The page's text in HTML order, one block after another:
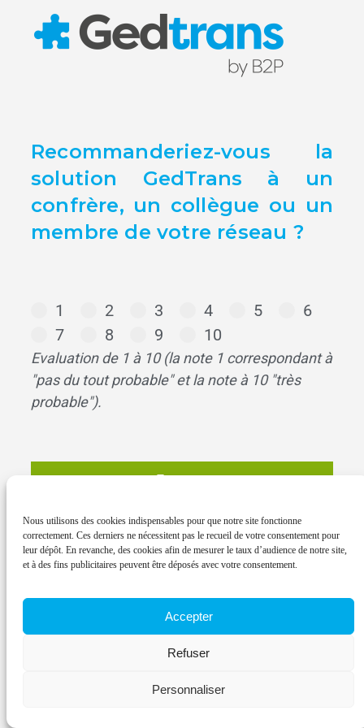
Nous utilisons des cookies indispensables pour que notre site fonctionne
correctement. Ces derniers ne nécessitent pas le recueil de votre consentement pour
leur dépôt. En revanche, des cookies afin de mesurer le taux d’audience de notre site,
et à des fins publicitaires peuvent être déposés avec votre consentement.
Accepter
Refuser
Personnaliser
Recommanderiez-vous la
solution GedTrans à un
confrère, un collègue ou un
membre de votre réseau ?
1 2 3 4 5
6
7
8 9 10
Evaluation de 1 à 10 (la note 1 correspondant à
"pas du tout probable" et la note à 10 "très
probable").
Envoyer